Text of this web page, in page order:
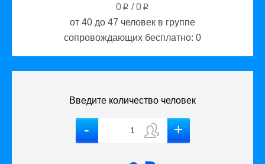
0 p /0 p
от 40 до 47 человек в группе
сопровождающих бесплатно: 0
Введите количество человек